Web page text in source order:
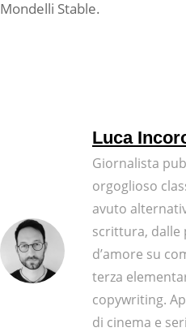
Mondelli Stable.
Luca
Giornalista
orgoglioso
avuto
scrittura, dalle
d’amore su
terza
copywriting.
di cinema e